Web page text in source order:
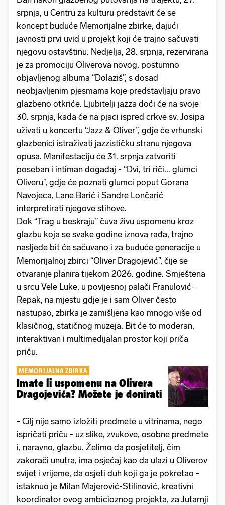
srpnja, u Centru za kulturu predstavit će se
koncept buduće Memorijalne zbirke, dajući
javnosti prvi uvid u projekt koji će trajno sačuvati
njegovu ostavštinu. Nedjelja, 28. srpnja, rezervirana
je za promociju Oliverova novog, postumno
objavljenog albuma “Dolaziš”, s dosad
neobjavljenim pjesmama koje predstavljaju pravo
glazbeno otkriće. Ljubitelji jazza doći će na svoje
30. srpnja, kada će na pjaci ispred crkve sv. Josipa
uživati u koncertu “Jazz & Oliver”, gdje će vrhunski
glazbenici istraživati jazzističku stranu njegova
opusa. Manifestaciju će 31. srpnja zatvoriti
poseban i intiman događaj - “Dvi, tri riči... glumci
Oliveru”, gdje će poznati glumci poput Gorana
Navojeca, Lane Barić i Sandre Lončarić
interpretirati njegove stihove.
Dok “Trag u beskraju” čuva živu uspomenu kroz
glazbu koja se svake godine iznova rađa, trajno
nasljeđe bit će sačuvano i za buduće generacije u
Memorijalnoj zbirci “Oliver Dragojević”, čije se
otvaranje planira tijekom 2026. godine. Smještena
u srcu Vele Luke, u povijesnoj palači Franulović-
Repak, na mjestu gdje je i sam Oliver često
nastupao, zbirka je zamišljena kao mnogo više od
klasičnog, statičnog muzeja. Bit će to moderan,
interaktivan i multimedijalan prostor koji priča
priču.
MEMORIJALNA ZBIRKA
Imate li uspomenu na Olivera
Dragojevića? Možete je donirati
- Cilj nije samo izložiti predmete u vitrinama, nego
ispričati priču - uz slike, zvukove, osobne predmete
i, naravno, glazbu. Želimo da posjetitelj, čim
zakorači unutra, ima osjećaj kao da ulazi u Oliverov
svijet i vrijeme, da osjeti duh koji ga je pokretao -
istaknuo je Milan Majerović-Stilinović, kreativni
koordinator ovog ambicioznog projekta, za Jutarnji